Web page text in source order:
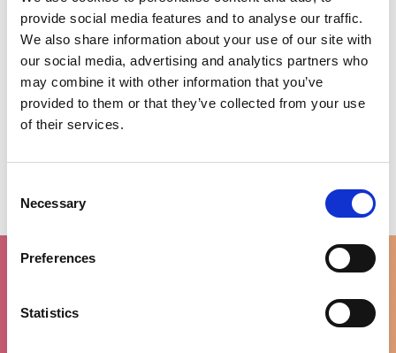
provide social media features and to analyse our traffic.
We also share information about your use of our site with
our social media, advertising and analytics partners who
may combine it with other information that you’ve
provided to them or that they’ve collected from your use
of their services.
Selection
Necessary
Preferences
Statistics